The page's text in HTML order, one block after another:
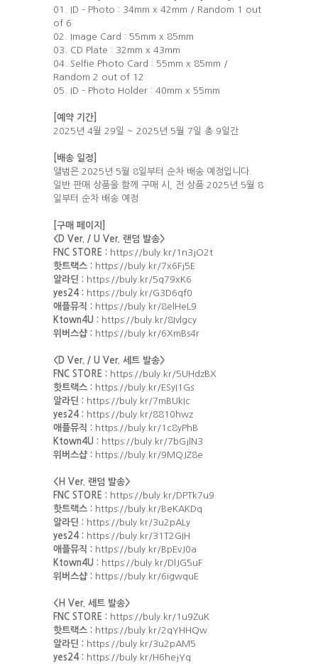
01. ID – Photo : 34mm x 42mm / Random 1 out
of 6
02. Image Card : 55mm x 85mm
03. CD Plate : 32mm x 43mm
04. Selfie Photo Card : 55mm x 85mm /
Random 2 out of 12
05. ID – Photo Holder : 40mm x 55mm
예약 기간]
2025년 4월 29일 ~ 2025년 5월 7일 총 9일간
배송 일정]
앨범은 2025년 5월 8일부터 순차 배송 예정입니다.
일반 판매 상품을 함께 구매 시, 전 상품 2025년 5월 8
일부터 순차 배송 예정
[구매 페이지]
<D Ver. / U Ver. 랜덤 발송>
FNC STORE : https://buly.kr/1n3jO2t
핫트랙스 : https://buly.kr/7x6Fj5E
알라딘 : https://buly.kr/5q79xK6
yes24 : https://buly.kr/G3D6qf0
애플뮤직 : https://buly.kr/8elHeL9
Ktown4U : https://buly.kr/8Ivlgcy
위버스샵 : https://buly.kr/6XmBs4r
<D Ver. / U Ver. 세트 발송>
FNC STORE : https://buly.kr/5UHdzBX
핫트랙스 : https://buly.kr/ESyI1Gs
알라딘 : https://buly.kr/7mBUkIc
yes24 : https://buly.kr/8810hwz
애플뮤직 : https://buly.kr/1c8yPhB
Ktown4U : https://buly.kr/7bGjlN3
위버스샵 : https://buly.kr/9MQJZ8e
<H Ver. 랜덤 발송>
FNC STORE : https://buly.kr/DPTk7u9
핫트랙스 : https://buly.kr/BeKAKDq
알라딘 : https://buly.kr/3u2pALy
yes24 : https://buly.kr/31T2GIH
애플뮤직 : https://buly.kr/BpEvJ0a
Ktown4U : https://buly.kr/DlJG5uF
위버스샵 : https://buly.kr/6igwquE
<H Ver. 세트 발송>
FNC STORE : https://buly.kr/1u9ZuK
핫트랙스 : https://buly.kr/2qYHHQw
알라딘 : https://buly.kr/3u2pAM5
yes24 : https://buly.kr/H6hejYq